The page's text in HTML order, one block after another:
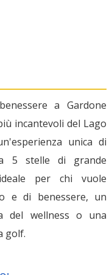
a Gardone
incantevoli del Lago
unica di
5 stelle di grande
per chi vuole
e di benessere, un
del wellness o una
golf.